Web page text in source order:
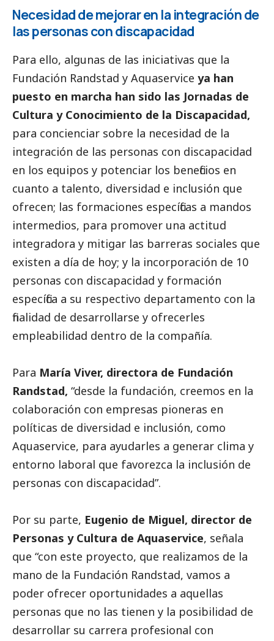
Necesidad de mejorar en la integración de
las personas con discapacidad
Para ello, algunas de las iniciativas que la
Fundación Randstad y Aquaservice ya han
puesto en marcha han sido las Jornadas de
Cultura y Conocimiento de la Discapacidad,
para concienciar sobre la necesidad de la
integración de las personas con discapacidad
en los equipos y potenciar los beneficios en
cuanto a talento, diversidad e inclusión que
ofrecen; las formaciones específicas a mandos
intermedios, para promover una actitud
integradora y mitigar las barreras sociales que
existen a día de hoy; y la incorporación de 10
personas con discapacidad y formación
específica a su respectivo departamento con la
finalidad de desarrollarse y ofrecerles
empleabilidad dentro de la compañía.
Para María Viver, directora de Fundación
Randstad, “desde la fundación, creemos en la
colaboración con empresas pioneras en
políticas de diversidad e inclusión, como
Aquaservice, para ayudarles a generar clima y
entorno laboral que favorezca la inclusión de
personas con discapacidad”.
Por su parte, Eugenio de Miguel, director de
Personas y Cultura de Aquaservice, señala
que “con este proyecto, que realizamos de la
mano de la Fundación Randstad, vamos a
poder ofrecer oportunidades a aquellas
personas que no las tienen y la posibilidad de
desarrollar su carrera profesional con